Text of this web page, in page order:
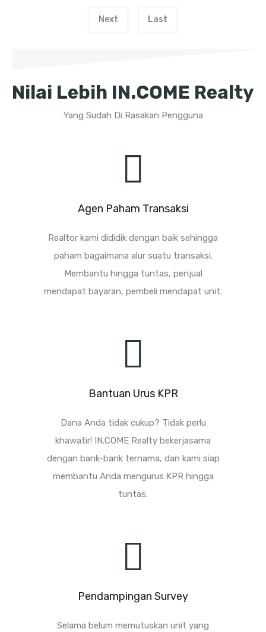
Next Last
Nilai Lebih IN.COME Realty
Yang Sudah Di Rasakan Pengguna
Agen Paham Transaksi
Realtor kami dididik dengan baik sehingga
paham bagaimana alur suatu transaksi.
Membantu hingga tuntas, penjual
mendapat bayaran, pembeli mendapat unit.
Bantuan Urus KPR
Dana Anda tidak cukup? Tidak perlu
khawatir! IN.COME Realty bekerjasama
dengan bank-bank ternama, dan kami siap
membantu Anda mengurus KPR hingga
tuntas.
Pendampingan Survey
Selama belum memutuskan unit yang